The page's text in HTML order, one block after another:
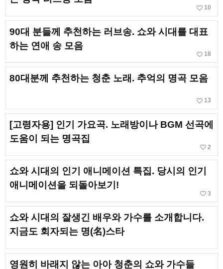
favorite_border 10
90대 분들께 추천하는 러브송. 쇼와 시대를 대표
하는 연애 송 모음
favorite_border 18
80대분께 추천하는 청춘 노래. 추억의 명곡 모음
favorite_border 13
[고령자용] 인기 가요곡. 노래방이나 BGM 선곡에
도움이 되는 명곡집
favorite_border 2
쇼와 시대의 인기 애니메이션 특집. 당시의 인기
애니메이션을 되돌아보기!
favorite_border 3
쇼와 시대의 잘생긴 배우와 가수를 소개합니다.
지금도 회자되는 명(名)스타
영원히 바래지 않는 아아 청춘의 쇼와 가수들